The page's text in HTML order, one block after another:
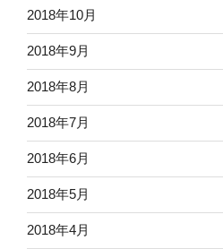
2018年10月
2018年9月
2018年8月
2018年7月
2018年6月
2018年5月
2018年4月